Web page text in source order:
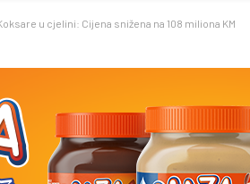
u cjelini: Cijena snižena na 108 miliona KM